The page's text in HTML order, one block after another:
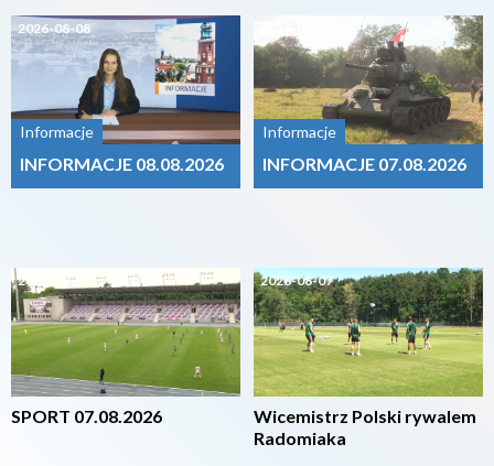
2026-08-08
Informacje
INFORMACJE 08.08.2026
2026-08-07
SPORT 07.08.2026
Informacje
INFORMACJE 07.08.2026
2026-08-07
Wicemistrz Polski rywalem
Radomiaka